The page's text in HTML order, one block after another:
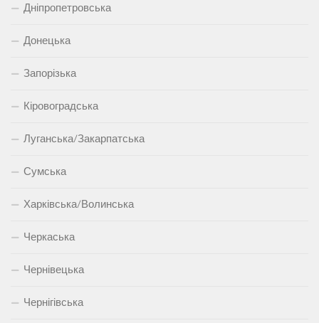
Дніпропетровська
Донецька
Запорізька
Кіровоградська
Луганська/Закарпатська
Сумська
Харківська/Волинська
Черкаська
Чернівецька
Чернігівська